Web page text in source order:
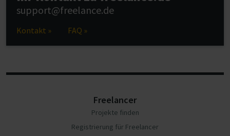
support@freelance.de
Kontakt » FAQ »
Freelancer
Projekte finden
Registrierung für Freelancer